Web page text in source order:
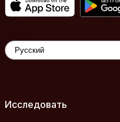
Исследовать